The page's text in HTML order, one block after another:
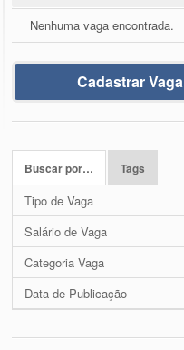
Nenhuma vaga encontrada.
Cadastrar Vaga
Buscar por… Tags
Tipo de Vaga
Salário de Vaga
Categoria Vaga
Data de Publicação